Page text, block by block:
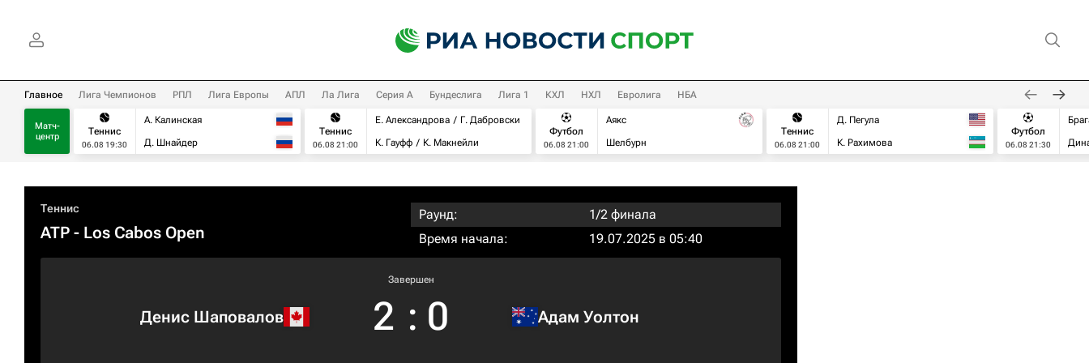
Главное Лига Чемпионов РПЛ Лига Европы АПЛ Ла Лига Серия А Бундеслига Лига 1 КХЛ НХЛ Евролига НБА
Матч-
центр
Теннис
06.08 19:30
А. Калинская
Д. Шнайдер
Теннис
06.08 21:00
Е. Александрова
Г. Дабровски
К. Гауфф
К. Макнейли
Футбол
06.08 21:00
Аякс
Шелбурн
Теннис
06.08 21:00
Д. Пегула
К. Рахимова
Футбол
06.08 21:30
Теннис
ATP - Los Cabos Open
Раунд:
1/2 финала
Время начала:
19.07.2025 в 05:40
Денис Шаповалов
Завершен
2 : 0 Адам Уолтон